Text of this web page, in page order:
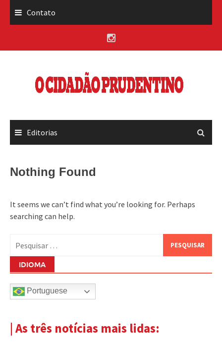
Contato
Editorias
Nothing Found
It seems we can’t find what you’re looking for. Perhaps
searching can help.
por:
IDIOMA
Portuguese
| As três notícias mais lidas: